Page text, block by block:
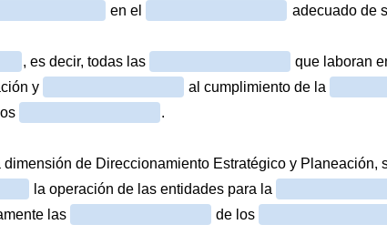
en el adecuado de
, es decir, todas las que laboran
y
al cumplimiento de la
.
de Direccionamiento Estratégico y Planeación,
la operación de las entidades para la
las
de los